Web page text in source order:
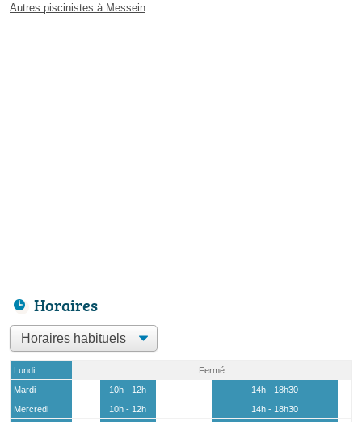
Autres piscinistes à Messein
Horaires
Lundi
Fermé
Mardi
10h - 12h
14h - 18h30
Mercredi
10h - 12h
14h - 18h30